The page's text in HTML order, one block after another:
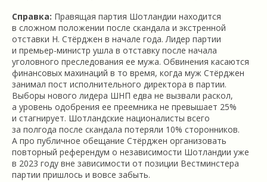
Справка: Правящая партия Шотландии находится
в сложном положении после скандала и экстренной
отставки Н. Стёрджен в начале года. Лидер партии
и премьер-министр ушла в отставку после начала
уголовного преследования ее мужа. Обвинения касаются
финансовых махинаций в то время, когда муж Стёрджен
занимал пост исполнительного директора в партии.
Выборы нового лидера ШНП едва не вызвали раскол,
а уровень одобрения ее преемника не превышает 25%
и стагнирует. Шотландские националисты всего
за полгода после скандала потеряли 10% сторонников.
А про публичное обещание Стёрджен организовать
повторный референдум о независимости Шотландии уже
в 2023 году вне зависимости от позиции Вестминстера
партии пришлось и вовсе забыть.